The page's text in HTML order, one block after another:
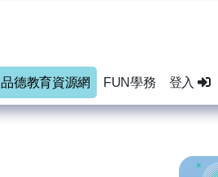
品德教育資源網 FUN學務 登入